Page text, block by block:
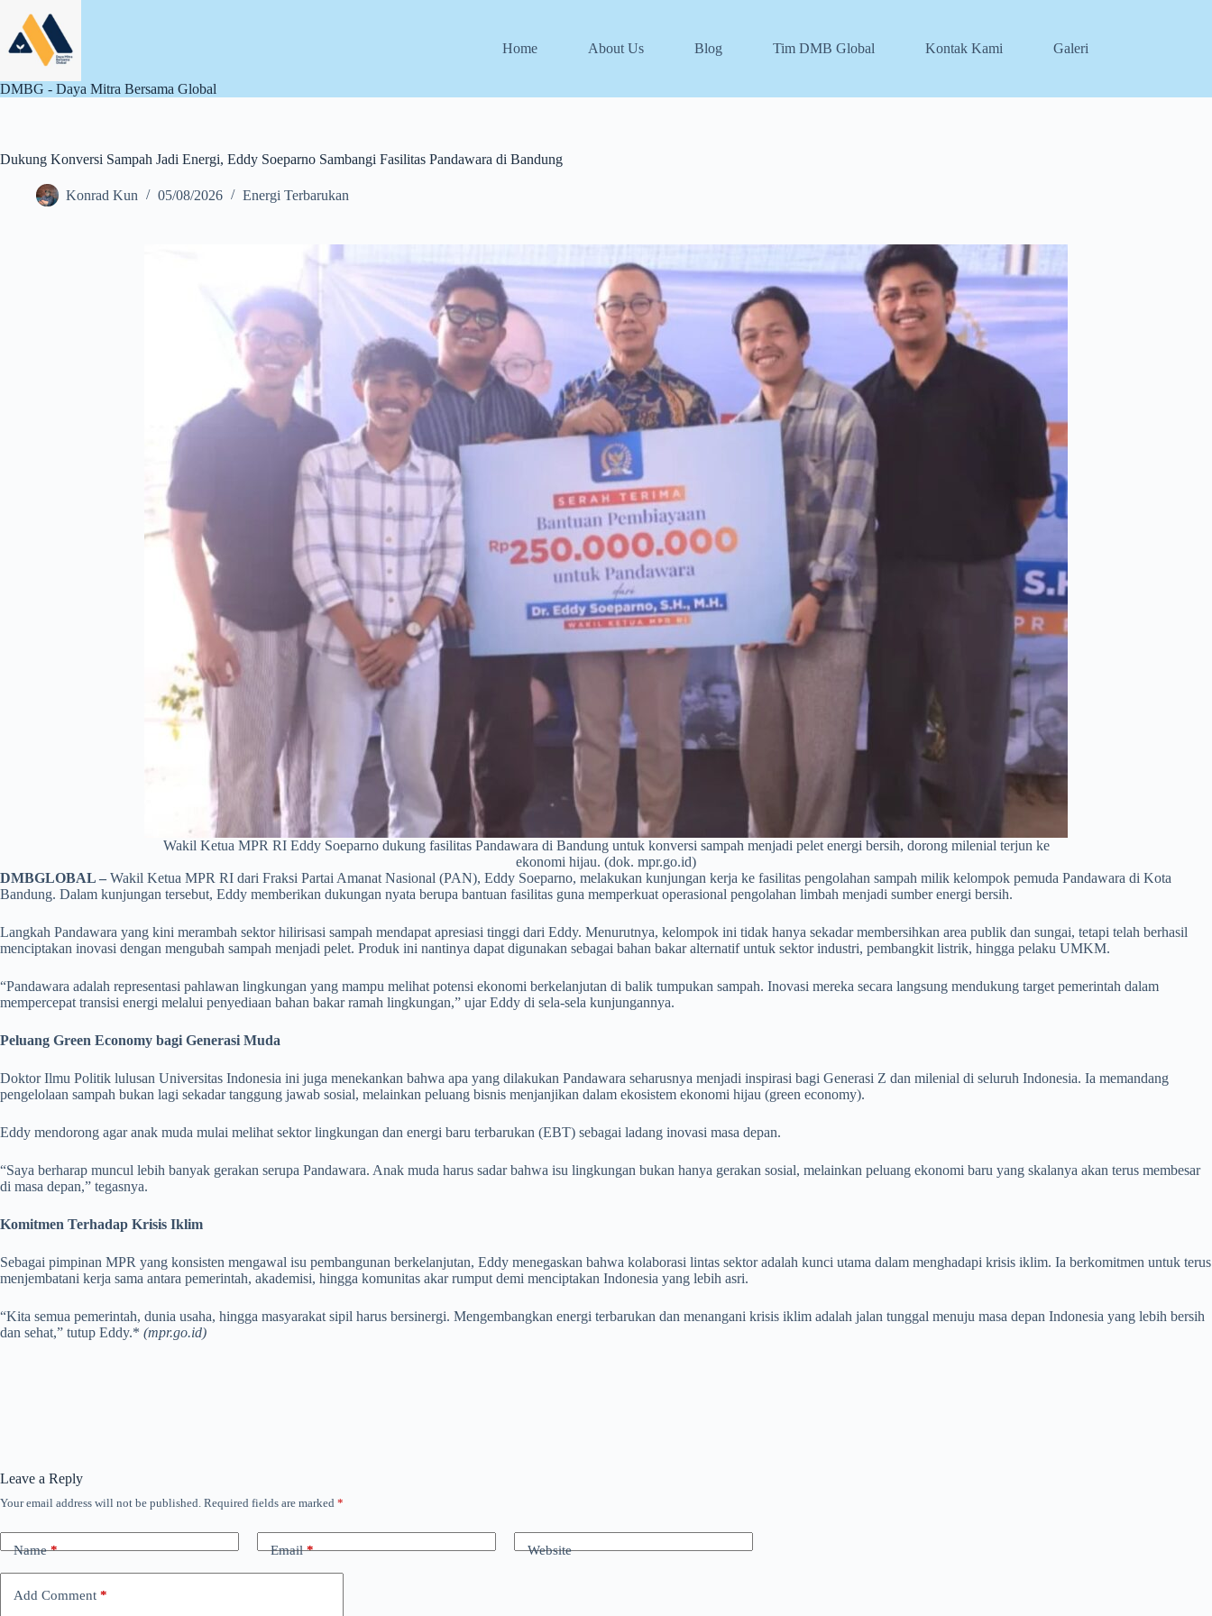
content
DMBG - Daya Mitra Bersama Global
Home About Us Blog Tim DMB Global Kontak Kami Galeri
Dukung Konversi Sampah Jadi Energi, Eddy Soeparno Sambangi Fasilitas Pandawara di Bandung
Konrad Kun 05/08/2026 Energi Terbarukan
Wakil Ketua MPR RI Eddy Soeparno dukung fasilitas Pandawara di Bandung untuk konversi sampah menjadi pelet energi bersih, dorong milenial terjun ke
ekonomi hijau. (dok. mpr.go.id)
DMBGLOBAL – Wakil Ketua MPR RI dari Fraksi Partai Amanat Nasional (PAN), Eddy Soeparno, melakukan kunjungan kerja ke fasilitas pengolahan sampah milik kelompok pemuda Pandawara di Kota
Bandung. Dalam kunjungan tersebut, Eddy memberikan dukungan nyata berupa bantuan fasilitas guna memperkuat operasional pengolahan limbah menjadi sumber energi bersih.
Langkah Pandawara yang kini merambah sektor hilirisasi sampah mendapat apresiasi tinggi dari Eddy. Menurutnya, kelompok ini tidak hanya sekadar membersihkan area publik dan sungai, tetapi telah berhasil
menciptakan inovasi dengan mengubah sampah menjadi pelet. Produk ini nantinya dapat digunakan sebagai bahan bakar alternatif untuk sektor industri, pembangkit listrik, hingga pelaku UMKM.
“Pandawara adalah representasi pahlawan lingkungan yang mampu melihat potensi ekonomi berkelanjutan di balik tumpukan sampah. Inovasi mereka secara langsung mendukung target pemerintah dalam
mempercepat transisi energi melalui penyediaan bahan bakar ramah lingkungan,” ujar Eddy di sela-sela kunjungannya.
Peluang Green Economy bagi Generasi Muda
Doktor Ilmu Politik lulusan Universitas Indonesia ini juga menekankan bahwa apa yang dilakukan Pandawara seharusnya menjadi inspirasi bagi Generasi Z dan milenial di seluruh Indonesia. Ia memandang
pengelolaan sampah bukan lagi sekadar tanggung jawab sosial, melainkan peluang bisnis menjanjikan dalam ekosistem ekonomi hijau (green economy).
Eddy mendorong agar anak muda mulai melihat sektor lingkungan dan energi baru terbarukan (EBT) sebagai ladang inovasi masa depan.
“Saya berharap muncul lebih banyak gerakan serupa Pandawara. Anak muda harus sadar bahwa isu lingkungan bukan hanya gerakan sosial, melainkan peluang ekonomi baru yang skalanya akan terus membesar
di masa depan,” tegasnya.
Komitmen Terhadap Krisis Iklim
Sebagai pimpinan MPR yang konsisten mengawal isu pembangunan berkelanjutan, Eddy menegaskan bahwa kolaborasi lintas sektor adalah kunci utama dalam menghadapi krisis iklim. Ia berkomitmen untuk terus
menjembatani kerja sama antara pemerintah, akademisi, hingga komunitas akar rumput demi menciptakan Indonesia yang lebih asri.
“Kita semua pemerintah, dunia usaha, hingga masyarakat sipil harus bersinergi. Mengembangkan energi terbarukan dan menangani krisis iklim adalah jalan tunggal menuju masa depan Indonesia yang lebih bersih
dan sehat,” tutup Eddy.* (mpr.go.id)
Leave a Reply
Your email address will not be published. Required fields are marked *
Name* Email* Website
Add Comment *